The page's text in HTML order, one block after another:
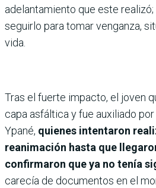
adelantamiento que este
seguirlo para tomar venganza,
vida.
Tras el fuerte impacto, el joven
capa asfáltica y fue auxiliado
Ypané, quienes intentaron
reanimación hasta que
confirmaron que ya no tenía
carecía de documentos en el